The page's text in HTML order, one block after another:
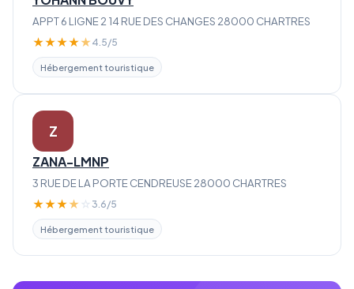
APPT 6 LIGNE 2 14 RUE DES CHANGES 28000 CHARTRES
★★★★★ 4.5/5
Hébergement touristique
Z
ZANA-LMNP
3 RUE DE LA PORTE CENDREUSE 28000 CHARTRES
★★★★ ☆ 3.6/5
Hébergement touristique